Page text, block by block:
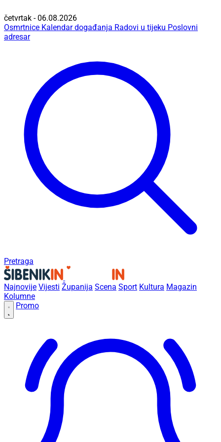
četvrtak - 06.08.2026
Osmrtnice Kalendar događanja Radovi u tijeku Poslovni
adresar
Pretraga
Najnovije Vijesti Županija Scena Sport Kultura Magazin
Kolumne
Promo